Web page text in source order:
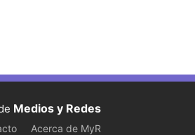
Medios y Redes
Acerca de MyR